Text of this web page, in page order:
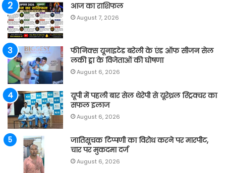
आज का राशिफल
August 7, 2026
फीनिक्स यूनाइटेड बरेली के एंड ऑफ सीजन सेल
लकी ड्रा के विजेताओं की घोषणा
August 6, 2026
यूपी में पहली बार सेल थेरेपी से यूरेथ्रल स्ट्रिक्चर का
सफल इलाज
August 6, 2026
जातिसूचक टिप्पणी का विरोध करने पर मारपीट,
चार पर मुकदमा दर्ज
August 6, 2026